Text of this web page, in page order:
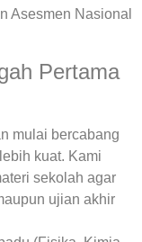
Asesmen Nasional
Pertama
mulai bercabang
kuat. Kami
sekolah agar
ujian akhir